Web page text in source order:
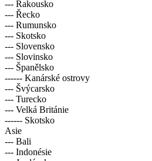
--- Rakousko
--- Řecko
--- Rumunsko
--- Skotsko
--- Slovensko
--- Slovinsko
--- Španělsko
------ Kanárské ostrovy
--- Švýcarsko
--- Turecko
--- Velká Británie
------ Skotsko
Asie
--- Bali
--- Indonésie